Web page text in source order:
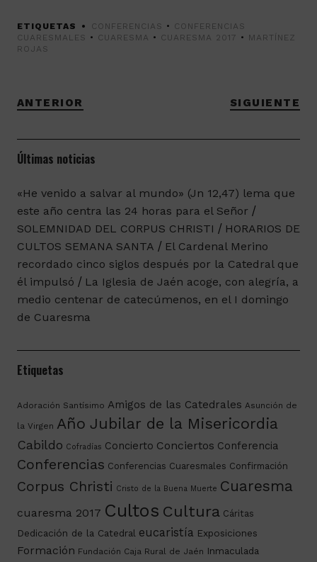
ETIQUETAS CONFERENCIAS • CONFERENCIAS
CUARESMALES • CUARESMA • CUARESMA 2017 • MARTÍNEZ
ROJAS
ANTERIOR SIGUIENTE
Últimas noticias
«He venido a salvar al mundo» (Jn 12,47) lema que
este año centra las 24 horas para el Señor
SOLEMNIDAD DEL CORPUS CHRISTI
HORARIOS DE
CULTOS SEMANA SANTA
El Cardenal Merino
recordado cinco siglos después por la Catedral que
él impulsó
La Iglesia de Jaén acoge, con alegría, a
medio centenar de catecúmenos, en el I domingo
de Cuaresma
Etiquetas
Adoración Santísimo Amigos de las Catedrales Asunción de
la Virgen Año Jubilar de la Misericordia
Cabildo Cofradías Concierto Conciertos Conferencia
Conferencias Conferencias Cuaresmales Confirmación
Corpus Christi Cristo de la Buena Muerte Cuaresma
cuaresma 2017 Cultos Cultura Cáritas
Dedicación de la Catedral eucaristía Exposiciones
Formación Fundación Caja Rural de Jaén Inmaculada